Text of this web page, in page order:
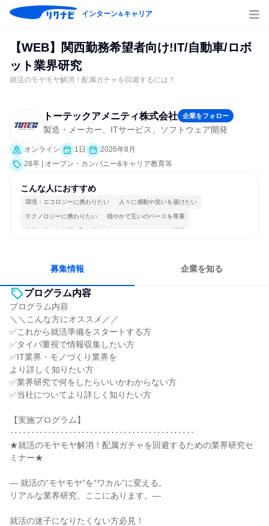
インターン＆キャリア
【WEB】関西勤務希望者向け!IT/自動車/ロボ
ット業界研究
就活のモヤモヤ解消！配属ガチャを回避するには？
トーテックアメニティ株式会社 企業をフォロー
製造・メーカー、ITサービス、ソフトウェア開発
オンライン 1日
2026年8月
28卒 | オープン・カンパニー&キャリア教育等
こんな人におすすめ
環境・エコロジーに携わりたい 人々に感動や笑いを届けたい
テクノロジーに携わりたい 穏やかで互いのペースを尊重
情熱を持って仕事に取り組む コミュニケーションが活発
募集情報 企業を知る
プログラム内容
プログラム内容
＼＼こんな方にオススメ／／
✅これから就活準備をスタートする方
✅タイパ重視で情報収集したい方
✅IT業界・モノづくり業界を
より詳しく知りたい方
✅業界研究で何をしたらいいかわからない方
✅当社についてより詳しく知りたい方
【実施プログラム】
‥‥‥‥‥‥‥‥‥‥‥‥‥‥‥‥‥‥‥‥‥‥
★就活のモヤモヤ解消！配属ガチャを回避するための業界研究セ
ミナー★
― 就活の“モヤモヤ”を“ワカル”に変える。
リアルな業界研究、ここにあります。―
就活の迷子になりたくない方必見！